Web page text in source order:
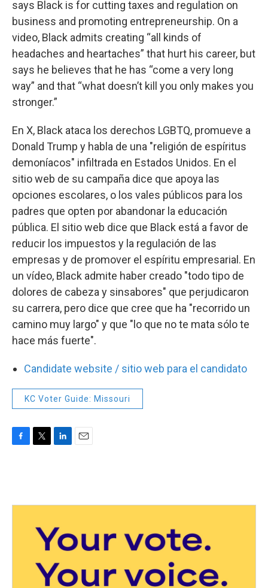
says Black is for cutting taxes and regulation on
business and promoting entrepreneurship. On a
video, Black admits creating “all kinds of
headaches and heartaches” that hurt his career, but
says he believes that he has “come a very long
way” and that “what doesn’t kill you only makes you
stronger.”
En X, Black ataca los derechos LGBTQ, promueve a
Donald Trump y habla de una "religión de espíritus
demoníacos" infiltrada en Estados Unidos. En el
sitio web de su campaña dice que apoya las
opciones escolares, o los vales públicos para los
padres que opten por abandonar la educación
pública. El sitio web dice que Black está a favor de
reducir los impuestos y la regulación de las
empresas y de promover el espíritu empresarial. En
un vídeo, Black admite haber creado "todo tipo de
dolores de cabeza y sinsabores" que perjudicaron
su carrera, pero dice que cree que ha "recorrido un
camino muy largo" y que "lo que no te mata sólo te
hace más fuerte".
Candidate website / sitio web para el candidato
KC Voter Guide: Missouri
F
o
T
e
L
d
n
E